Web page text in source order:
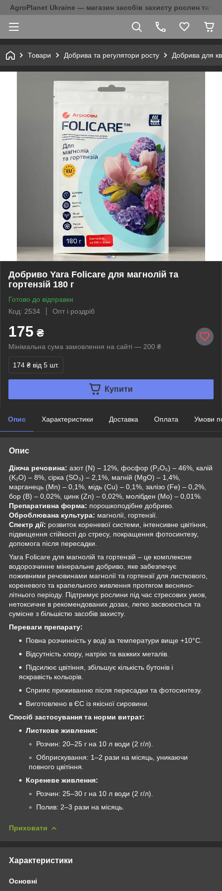
AgroPlanet Ukraine — магазин засобів захисту рослин та
Товари Добрива та регулятори росту Добрива для
Добриво Yara Folicare для магнолій та
гортензій 180 г
Готово до відправки
Код: 2534
Опт і роздріб
175 ₴
Мінімальна сума замовлення на сайті — 200 ₴
174 ₴ від 5 шт.
Купити
Опис Характеристики Доставка Оплата Умови
Опис
Діюча речовина: азот (N) – 12%, фосфор (P₂O₅) – 46%, калій
(K₂O) – 8%, сірка (SO₃) – 2,1%, магній (MgO) – 1,4%,
марганець (Mn) – 0,1%, мідь (Cu) – 0,1%, залізо (Fe) – 0,2%,
бор (B) – 0,02%, цинк (Zn) – 0,02%, молібден (Mo) – 0,01%.
Препаративна форма: порошкоподібне добриво.
Оброблювана культура: магнолії, гортензії.
Спектр дії: розвиток кореневої системи, інтенсивне цвітіння,
підвищення стійкості до стресу, покращення фотосинтезу,
допомога після пересадки.
Yara Folicare для магнолій та гортензій – це комплексне
водорозчинне мінеральне добриво, яке забезпечує
поживними речовинами магнолії та гортензії для листкового,
кореневого та крапельного живлення протягом весняно-
літнього періоду. Підтримує рослини під час стресових умов,
нетоксичне в рекомендованих дозах, легко засвоюється та
сумісне з більшістю засобів захисту.
Переваги препарату:
Повна розчинність у воді за температури вище +10°C.
Відсутність хлору, натрію та важких металів.
Підсилює цвітіння, збільшує кількість бутонів і
яскравість кольорів.
Сприяє приживанню після пересадки та фотосинтезу.
Виготовлено в ЄС із якісної сировини.
Спосіб застосування та норми витрат:
Листкове живлення:
Розчин: 20–25 г на 10 л води (2 г/л).
Обприскування: 1–2 рази на місяць, уникаючи
повного цвітіння.
Кореневе живлення:
Розчин: 25–30 г на 10 л води (2 г/л).
Полив: 2–3 рази на місяць.
Приховати
Характеристики
Основні